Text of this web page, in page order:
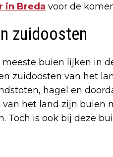
in Breda voor de
zuidoosten
buien lijken in
zuidoosten van het
hagel en
het land zijn buien
Toch is ook bij deze